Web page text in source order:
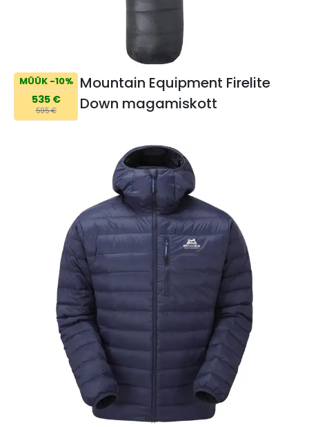
MÜÜK -10%
535 €
595 €
Mountain Equipment Firelite
Down magamiskott